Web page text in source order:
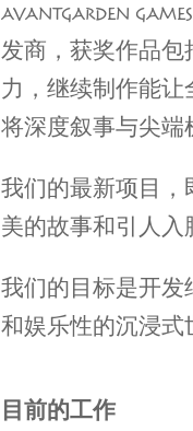
AVANTGARDEN
发商，获奖作品包
力，继续制作能让
将深度叙事与尖端
我们的最新项目，
美的故事和引人入
我们的目标是开发
和娱乐性的沉浸式
目前的工作